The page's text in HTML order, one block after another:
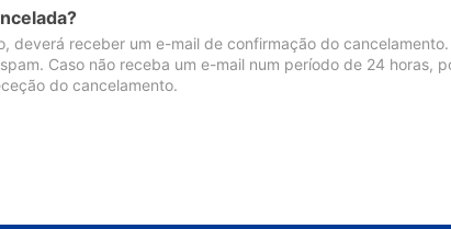
deverá receber um e-mail de confirmação do cancelamento.
Caso não receba um e-mail num período de 24 horas,
do cancelamento.